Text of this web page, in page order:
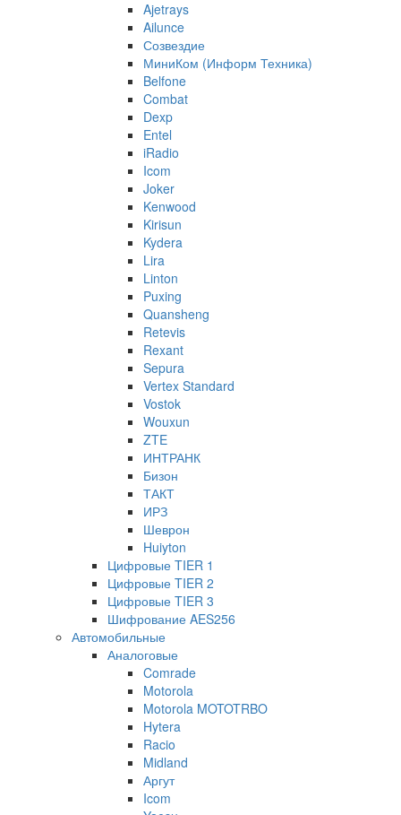
Ajetrays
Ailunce
Созвездие
МиниКом (Информ Техника)
Belfone
Combat
Dexp
Entel
iRadio
Icom
Joker
Kenwood
Kirisun
Kydera
Lira
Linton
Puxing
Quansheng
Retevis
Rexant
Sepura
Vertex Standard
Vostok
Wouxun
ZTE
ИНТРАНК
Бизон
ТАКТ
ИРЗ
Шеврон
Huiyton
Цифровые TIER 1
Цифровые TIER 2
Цифровые TIER 3
Шифрование AES256
Автомобильные
Аналоговые
Comrade
Motorola
Motorola MOTOTRBO
Hytera
Racio
Midland
Аргут
Icom